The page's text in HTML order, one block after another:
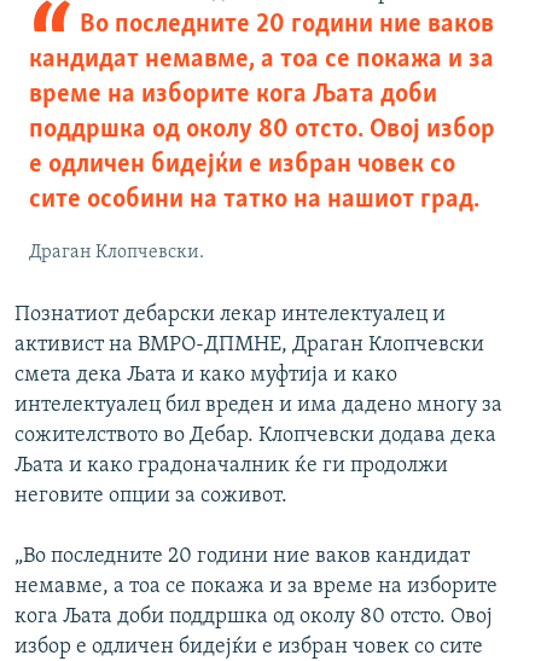
Во последните 20 години ние ваков
кандидат немавме, а тоа се покажа и за
време на изборите кога Љата доби
поддршка од околу 80 отсто. Овој избор
е одличен бидејќи е избран човек со
сите особини на татко на нашиот град.
Драган Клопчевски.
Познатиот дебарски лекар интелектуалец и
активист на ВМРО-ДПМНЕ, Драган Клопчевски
смета дека Љата и како муфтија и како
интелектуалец бил вреден и има дадено многу за
сожителството во Дебар. Клопчевски додава дека
Љата и како градоначалник ќе ги продолжи
неговите опции за соживот.
„Во последните 20 години ние ваков кандидат
немавме, а тоа се покажа и за време на изборите
кога Љата доби поддршка од околу 80 отсто. Овој
избор е одличен бидејќи е избран човек со сите